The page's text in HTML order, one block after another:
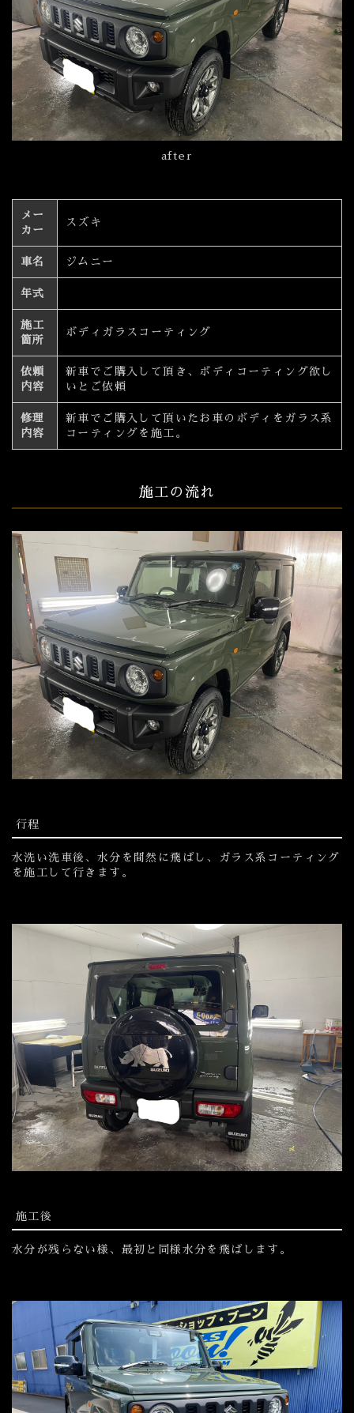
after
メー
カー
スズキ
車名 ジムニー
年式
施工
箇所
ボディガラスコーティング
依頼
内容
新車でご購入して頂き、ボディコーティング欲し
いとご依頼
修理
内容
新車でご購入して頂いたお車のボディをガラス系
コーティングを施工。
施工の流れ
行程
水洗い洗車後、水分を間然に飛ばし、ガラス系コーティング
を施工して行きます。
施工後
水分が残らない様、最初と同様水分を飛ばします。